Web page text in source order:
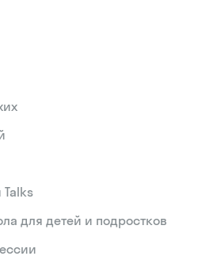
Talks
для детей и подростков